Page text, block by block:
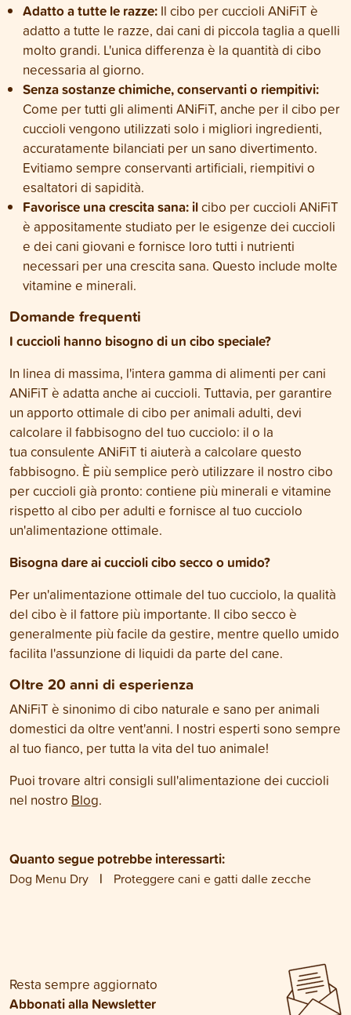
Adatto a tutte le razze: Il cibo per cuccioli ANiFiT è
adatto a tutte le razze, dai cani di piccola taglia a quelli
molto grandi. L'unica differenza è la quantità di cibo
necessaria al giorno.
Senza sostanze chimiche, conservanti o riempitivi:
Come per tutti gli alimenti ANiFiT, anche per il cibo per
cuccioli vengono utilizzati solo i migliori ingredienti,
accuratamente bilanciati per un sano divertimento.
Evitiamo sempre conservanti artificiali, riempitivi o
esaltatori di sapidità.
Favorisce una crescita sana: ilcibo per cuccioli ANiFiT
è appositamente studiato per le esigenze dei cuccioli
e dei cani giovani e fornisce loro tutti i nutrienti
necessari per una crescita sana. Questo include molte
vitamine e minerali.
Domande frequenti
I cuccioli hanno bisogno di un cibo speciale?
In linea di massima, l'intera gamma di alimenti per cani
ANiFiT è adatta anche ai cuccioli. Tuttavia, per garantire
un apporto ottimale di cibo per animali adulti, devi
calcolare il fabbisogno del tuo cucciolo: il o la
tua consulente ANiFiT ti aiuterà a calcolare questo
fabbisogno. È più semplice però utilizzare il nostro cibo
per cuccioli già pronto: contiene più minerali e vitamine
rispetto al cibo per adulti e fornisce al tuo cucciolo
un'alimentazione ottimale.
Bisogna dare ai cuccioli cibo secco o umido?
Per un'alimentazione ottimale del tuo cucciolo, la qualità
del cibo è il fattore più importante. Il cibo secco è
generalmente più facile da gestire, mentre quello umido
facilita l'assunzione di liquidi da parte del cane.
Oltre 20 anni di esperienza
ANiFiT è sinonimo di cibo naturale e sano per animali
domestici da oltre vent'anni. I nostri esperti sono sempre
al tuo fianco, per tutta la vita del tuo animale!
Puoi trovare altri consigli sull'alimentazione dei cuccioli
nel nostro Blog.
Quanto segue potrebbe interessarti:
Dog Menu Dry Proteggere cani e gatti dalle zecche
Resta sempre aggiornato
Abbonati alla Newsletter